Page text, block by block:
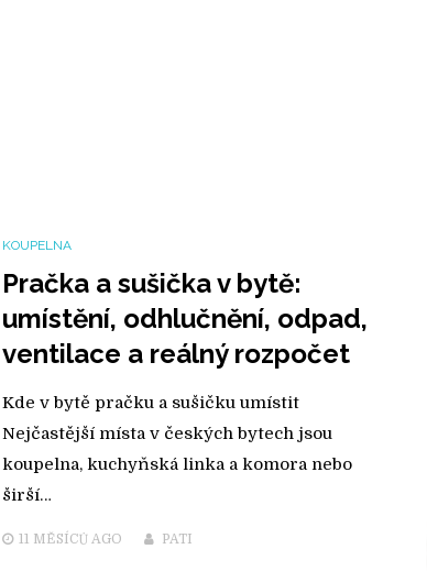
KOUPELNA
Pračka a sušička v bytě:
umístění, odhlučnění, odpad,
ventilace a reálný rozpočet
Kde v bytě pračku a sušičku umístit
Nejčastější místa v českých bytech jsou
koupelna, kuchyňská linka a komora nebo
širší…
11 MĚSÍCŮ AGO PATI